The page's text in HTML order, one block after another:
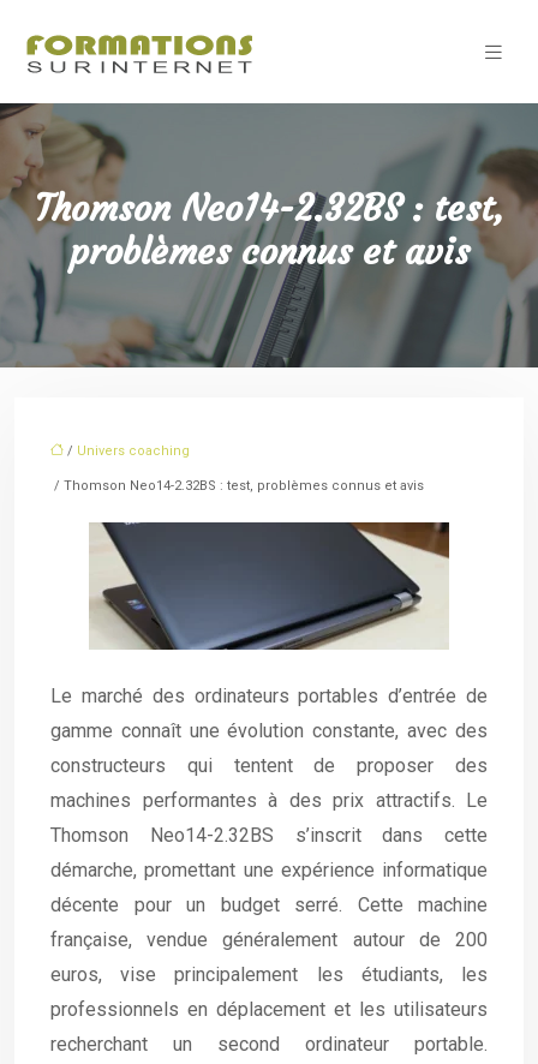
Thomson Neo14-2.32BS : test,
problèmes connus et avis
/ Univers coaching
/ Thomson Neo14-2.32BS : test, problèmes connus et avis
Le marché des ordinateurs portables d’entrée de
gamme connaît une évolution constante, avec des
constructeurs qui tentent de proposer des
machines performantes à des prix attractifs. Le
Thomson Neo14-2.32BS s’inscrit dans cette
démarche, promettant une expérience informatique
décente pour un budget serré. Cette machine
française, vendue généralement autour de 200
euros, vise principalement les étudiants, les
professionnels en déplacement et les utilisateurs
recherchant un second ordinateur portable.